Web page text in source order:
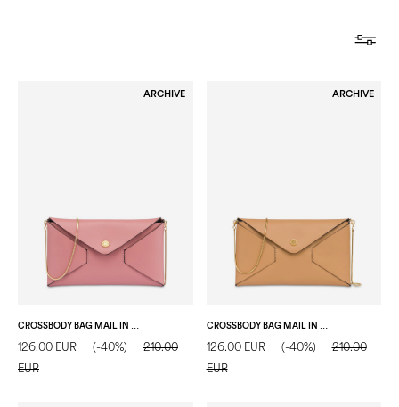
ARCHIVE
126.00 EUR (-40%)
210.00
EUR
ARCHIVE
126.00 EUR (-40%)
210.00
EUR